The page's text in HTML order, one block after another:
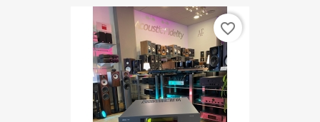
favorite_border